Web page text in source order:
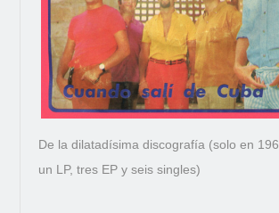
De la dilatadísima discografía (solo en
un LP, tres EP y seis singles)